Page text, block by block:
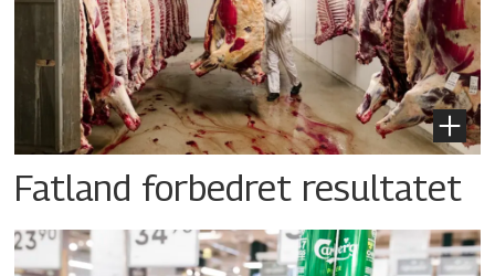
Fatland forbedret resultatet